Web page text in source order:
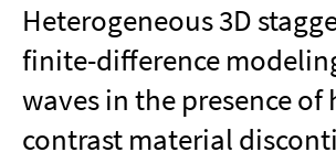
Heterogeneous 3D
finite-difference
waves in the presence of
contrast material